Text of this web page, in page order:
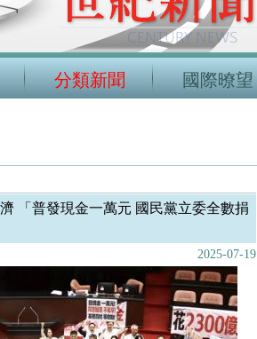
分類新聞 國際暸望
「普發現金一萬元 國民黨立委全數捐
2025-07-19